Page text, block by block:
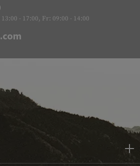
- 17:00, Fr: 09:00 - 14:00